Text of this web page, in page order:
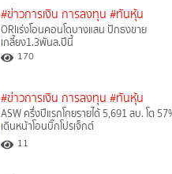
#ข่าวการเงิน การลงทุน #ทันหุ้น
ORIเร่งโอนคอนโดบางแสน ปักธงขาย
เกลี้ยง1.3พันล.ปีนี้
170
#ข่าวการเงิน การลงทุน #ทันหุ้น
ASW ครึ่งปีแรกโกยรายได้ 5,691 ลบ. โต
เดินหน้าโอนบิ๊กโปรเจ็กต์
11